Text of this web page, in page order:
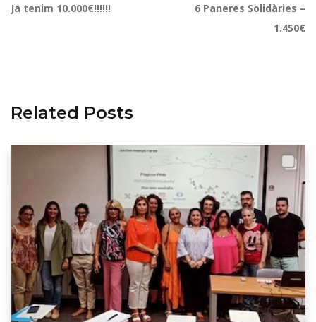
Ja tenim 10.000€!!!!!!
6 Paneres Solidàries –
1.450€
Related Posts